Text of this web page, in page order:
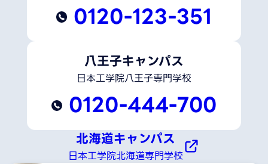
0120-123-351
八王子キャンパス
日本工学院八王子専門学校
0120-444-700
北海道キャンパス
日本工学院北海道専門学校